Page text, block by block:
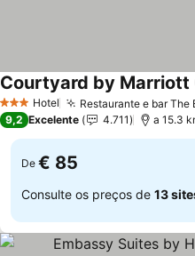
3 EstrelasHotel Restaurante e bar The
Courtyard by Marriott
9,2 Excelente 4.711 a 15.3
De € 85
Consulte os preços de 13